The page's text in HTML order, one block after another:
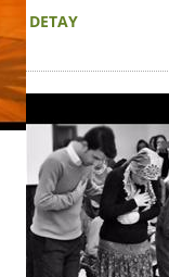
DETAY